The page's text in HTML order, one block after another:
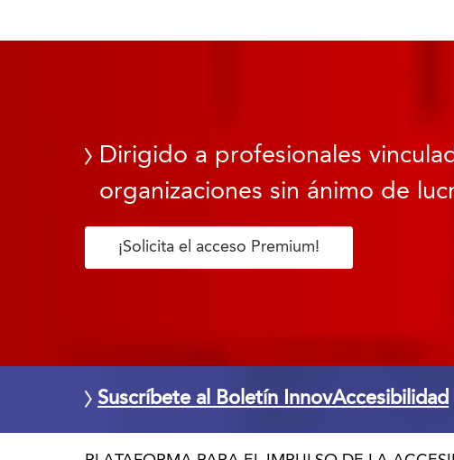
Dirigido a profesionales
organizaciones sin ánimo de
¡Solicita el acceso Premium!
Suscríbete al Boletín InnovAccesibilidad